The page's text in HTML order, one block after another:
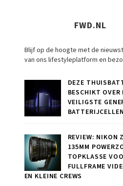
FWD.NL
Blijf op de hoogte met de
van ons lifestyleplatform en
DEZE
BESCHIKT OVER
VEILIGSTE
REVIEW: NIKON
135MM
TOPKLASSE
FULLFRAME
EN KLEINE CREWS